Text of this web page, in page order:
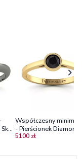
Współczesny
- Pierścionek Diamond
Sky, żółte złoto, czarny
5100 zł